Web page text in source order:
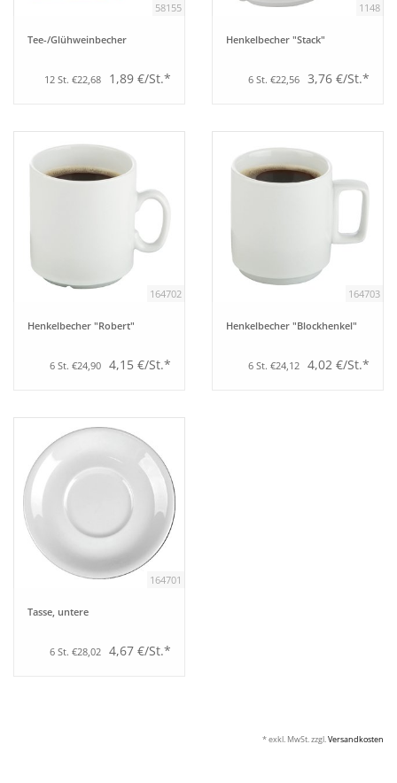
58155
Tee-/Glühweinbecher
12 St. €22,68 1,89 €/St.*
1148
Henkelbecher "Stack"
6 St. €22,56 3,76 €/St.*
164702
Henkelbecher "Robert"
6 St. €24,90 4,15 €/St.*
164703
Henkelbecher "Blockhenkel"
6 St. €24,12 4,02 €/St.*
164701
Tasse, untere
6 St. €28,02 4,67 €/St.*
* exkl. MwSt. zzgl.Versandkosten